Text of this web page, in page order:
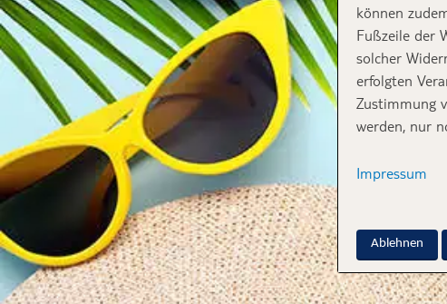
können
Fußzeile der
solcher
erfolgten
Zustimmung
werden, nur
Impressum
Ablehnen